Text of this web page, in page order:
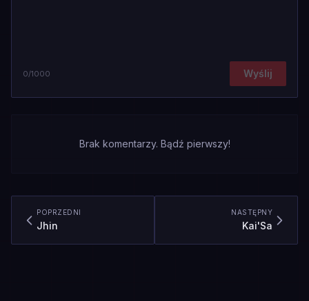
0/1000 Wyślij
Brak komentarzy. Bądź pierwszy!
POPRZEDNI
Jhin
NASTĘPNY
Kai'Sa